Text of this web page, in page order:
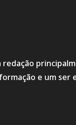
e um ser